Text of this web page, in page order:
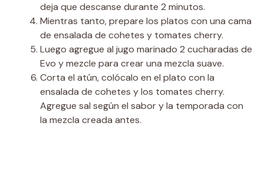
deja que descanse durante 2 minutos.
Mientras tanto, prepare los platos con una cama
de ensalada de cohetes y tomates cherry.
Luego agregue al jugo marinado 2 cucharadas de
Evo y mezcle para crear una mezcla suave.
Corta el atún, colócalo en el plato con la
ensalada de cohetes y los tomates cherry.
Agregue sal según el sabor y la temporada con
la mezcla creada antes.